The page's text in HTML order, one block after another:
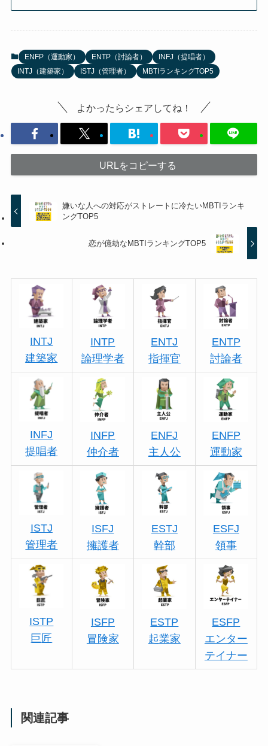
ENFP（運動家） ENTP（討論者）
INFJ（提唱者）
INTJ（建築家）
ISTJ（管理者） MBTIランキングTOP5
よかったらシェアしてね！
URLをコピーする
嫌いな人への対応がストレートに冷たいMBTIランキ
ングTOP5
恋が億劫なMBTIランキングTOP5
INTJ
建築家
INTP
論理学者
ENTJ
指揮官
ENTP
討論者
INFJ
提唱者
INFP
仲介者
ENFJ
主人公
ENFP
運動家
ISTJ
管理者
ISFJ
擁護者
ESTJ
幹部
ESFJ
領事
ISTP
巨匠
ISFP
冒険家
ESTP
起業家
ESFP
エンター
テイナー
関連記事